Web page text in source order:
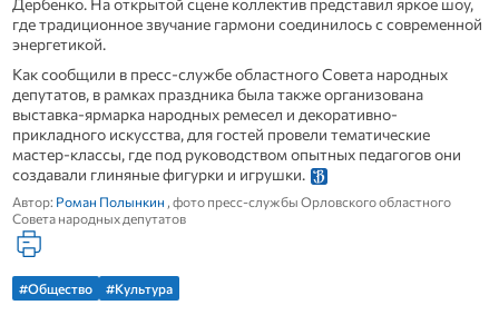
Дербенко. На открытой сцене коллектив представил яркое шоу,
где традиционное звучание гармони соединилось с современной
энергетикой.
Как сообщили в пресс-службе областного Совета народных
депутатов, в рамках праздника была также организована
выставка-ярмарка народных ремесел и декоративно-
прикладного искусства, для гостей провели тематические
мастер-классы, где под руководством опытных педагогов они
создавали глиняные фигурки и игрушки.
Автор: Роман Полынкин , фото пресс-службы Орловского областного
Совета народных депутатов
#Общество #Культура